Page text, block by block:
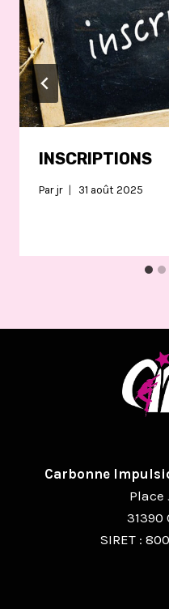
INSCRIPTIONS
Par jr 31 août 2025
Carbonne
Place
31390
SIRET :